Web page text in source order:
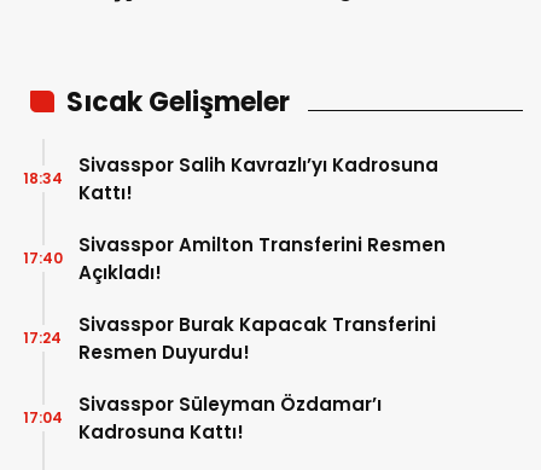
Sıcak Gelişmeler
Sivasspor Salih Kavrazlı’yı Kadrosuna
Kattı!
18:34
Sivasspor Amilton Transferini Resmen
Açıkladı!
17:40
Sivasspor Burak Kapacak Transferini
Resmen Duyurdu!
17:24
Sivasspor Süleyman Özdamar’ı
Kadrosuna Kattı!
17:04